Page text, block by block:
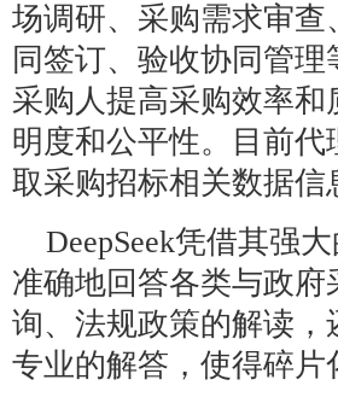
场调研、采购需求审
同签订、验收协同管
采购人提高采购效率
明度和公平性。目前
取采购招标相关数据信
DeepSeek凭借其强
准确地回答各类与政
询、法规政策的解读
专业的解答，使得碎